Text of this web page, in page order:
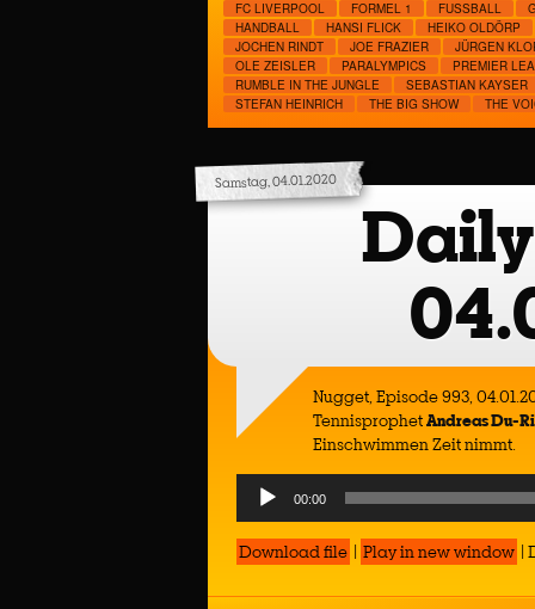
FC LIVERPOOL
FORMEL 1 FUSSBALL
HANDBALL
HANSI FLICK HEIKO OLDÖRP
JOCHEN RINDT
JOE FRAZIER JÜRGEN
OLE ZEISLER
PARALYMPICS PREMIER
RUMBLE IN THE JUNGLE
SEBASTIAN KAYSER
STEFAN HEINRICH
THE BIG SHOW THE
Samstag, 04.01.2020
Nugget, Episode 993,
TennisprophetAndreas Du-
Einschwimmen Zeit nimmt.
Audio
Player
00:00
Download file | Play in new window |